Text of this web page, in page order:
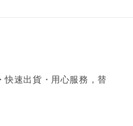
快速出貨・用心服務，替